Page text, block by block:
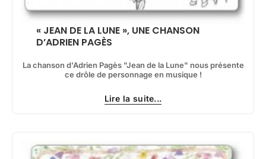
« JEAN DE LA LUNE », UNE CHANSON
D’ADRIEN PAGÈS
La chanson d'Adrien Pagès "Jean de la Lune" nous présente
ce drôle de personnage en musique !
Lire la suite...